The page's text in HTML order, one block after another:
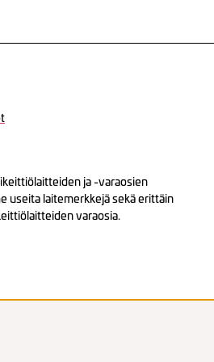
ja -varaosien
useita laitemerkkejä sekä erittäin
varaosia.